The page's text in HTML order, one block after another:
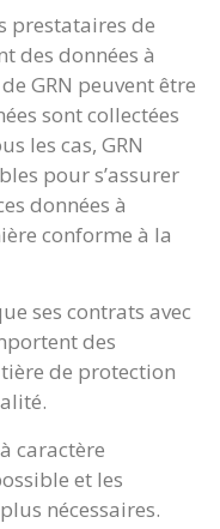
prestataires de
des données à
GRN peuvent être
sont collectées
les cas, GRN
pour s’assurer
données à
conforme à la
ses contrats avec
des
de protection
caractère
et les
nécessaires.